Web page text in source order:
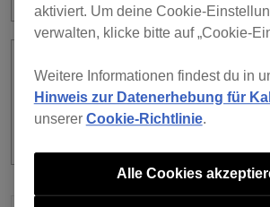
Ich habe einen kostenpflichtigen
Abonnementplan gestartet. Wie
ich die Funktionen nutzen, die im
enthalten sind?
aktiviert. Um deine Cookie-
verwalten, klicke bitte auf „Cookie-
Weitere Informationen findest du in
Hinweis zur Datenerhebung für
unserer Cookie-Richtlinie.
Alle Cookies